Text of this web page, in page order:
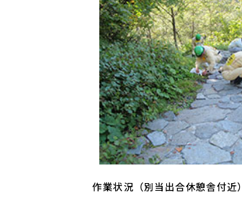
作業状況（別当出合休憩舎付近）